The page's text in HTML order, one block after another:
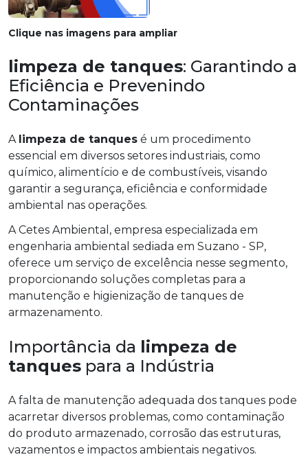
Clique nas imagens para ampliar
limpeza de tanques: Garantindo a
Eficiência e Prevenindo
Contaminações
A limpeza de tanques é um procedimento
essencial em diversos setores industriais, como
químico, alimentício e de combustíveis, visando
garantir a segurança, eficiência e conformidade
ambiental nas operações.
A Cetes Ambiental, empresa especializada em
engenharia ambiental sediada em Suzano - SP,
oferece um serviço de excelência nesse segmento,
proporcionando soluções completas para a
manutenção e higienização de tanques de
armazenamento.
Importância da limpeza de
tanques para a Indústria
A falta de manutenção adequada dos tanques pode
acarretar diversos problemas, como contaminação
do produto armazenado, corrosão das estruturas,
vazamentos e impactos ambientais negativos.